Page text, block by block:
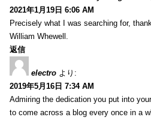
2021年1月19日 6:06 AM
Precisely what I was searching for,
William Whewell.
返信
electro より:
2019年5月16日 7:34 AM
Admiring the dedication you put into
to come across a blog every once in a